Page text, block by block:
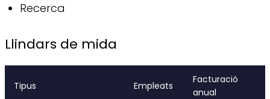
Recerca
Llindars de mida
Tipus Empleats
Facturació
anual